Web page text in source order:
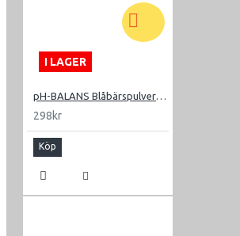
I LAGER
pH-BALANS Blåbärspulver 500g
298kr
Köp